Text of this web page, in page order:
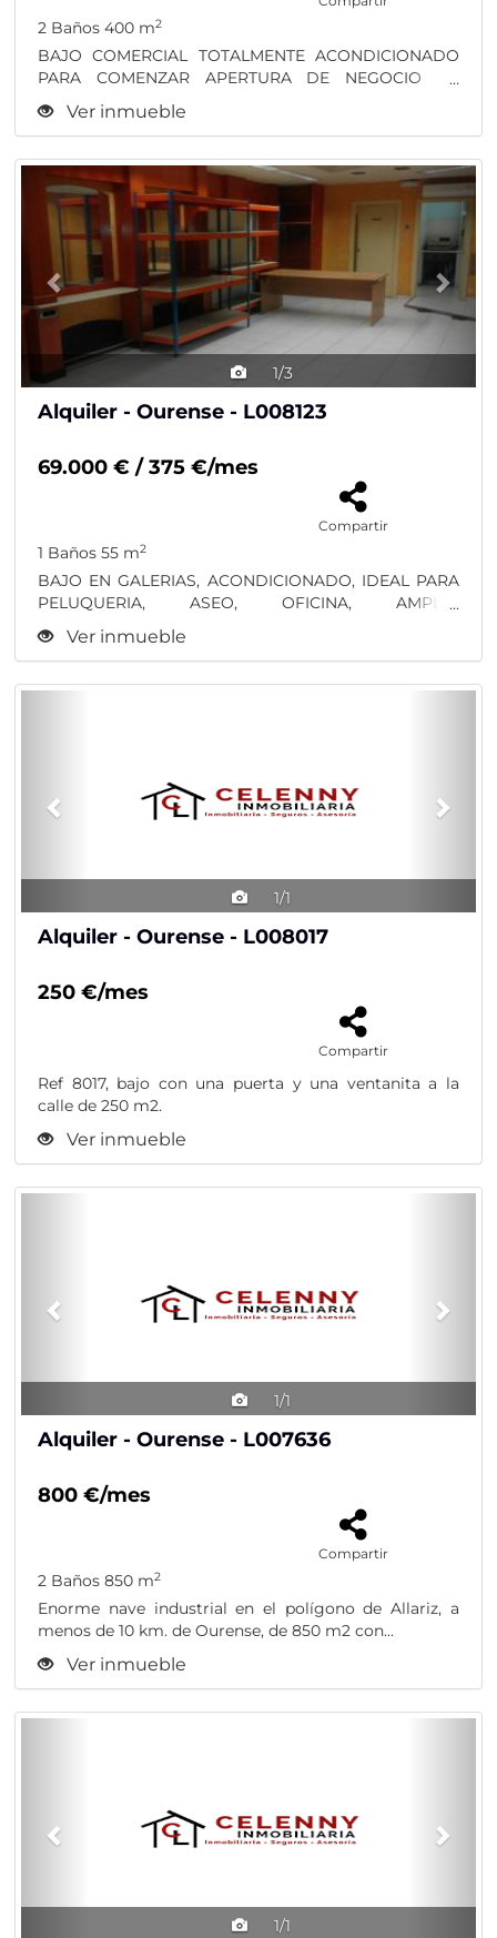
2 Baños 400 m2
BAJO COMERCIAL TOTALMENTE ACONDICIONADO
PARA COMENZAR APERTURA DE NEGOCIO EN
CALLE CORUÑA DE 400 m2...
Ver inmueble
1/3
Previous
Alquiler - Ourense - L008123
69.000 € / 375 €/mes
Compartir
1 Baños 55 m2
BAJO EN GALERIAS, ACONDICIONADO, IDEAL PARA
PELUQUERIA, ASEO, OFICINA, AMPLIO
ESCAPARATE.......375+...
Ver inmueble
1/1
Alquiler - Ourense - L008017
250 €/mes
Compartir
Ref 8017, bajo con una puerta y una ventanita a la
calle de 250 m2.
Ver inmueble
1/1
Alquiler - Ourense - L007636
800 €/mes
Compartir
2 Baños 850 m2
Enorme nave industrial en el polígono de Allariz, a
menos de 10 km. de Ourense, de 850 m2 con...
Ver inmueble
1/1